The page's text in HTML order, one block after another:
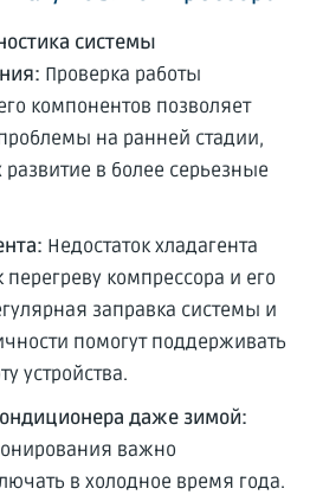
системы
Проверка работы
компонентов позволяет
на ранней стадии,
в более серьезные
Недостаток хладагента
компрессора и его
заправка системы и
помогут поддерживать
устройства.
даже зимой:
важно
в холодное время года.